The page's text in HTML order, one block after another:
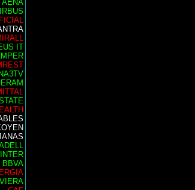
AENA
IT
BBVA